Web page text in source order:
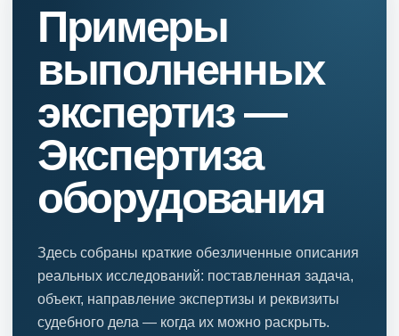
Примеры
выполненных
экспертиз —
Экспертиза
оборудования
Здесь собраны краткие обезличенные описания
реальных исследований: поставленная задача,
объект, направление экспертизы и реквизиты
судебного дела — когда их можно раскрыть.